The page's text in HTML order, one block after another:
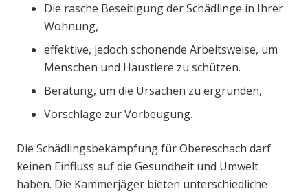
Die rasche Beseitigung der Schädlinge in Ihrer
Wohnung,
effektive, jedoch schonende Arbeitsweise, um
Menschen und Haustiere zu schützen.
Beratung, um die Ursachen zu ergründen,
Vorschläge zur Vorbeugung.
Die Schädlingsbekämpfung für Obereschach darf
keinen Einfluss auf die Gesundheit und Umwelt
haben. Die Kammerjäger bieten unterschiedliche